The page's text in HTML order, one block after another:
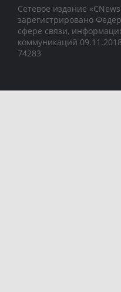
Сетевое издание
зарегистрировано
сфере связи,
коммуникаций
74283